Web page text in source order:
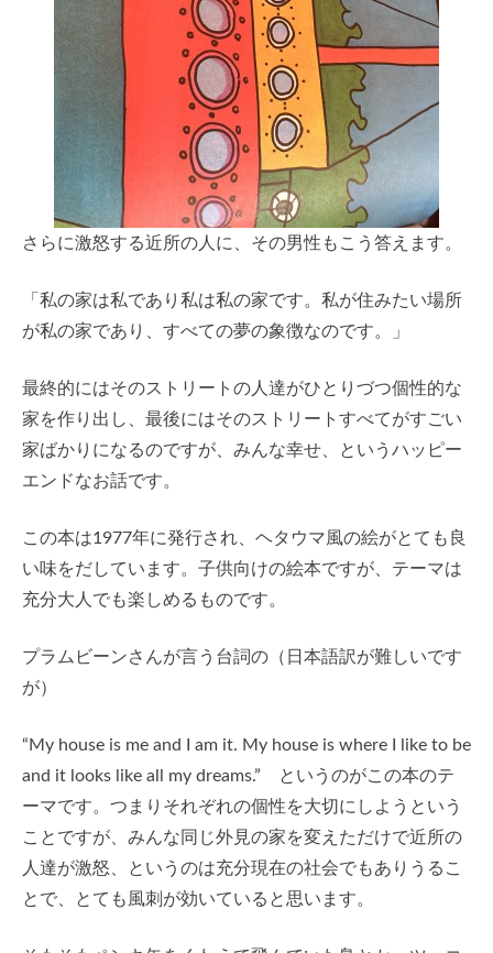
さらに激怒する近所の人に、その男性もこう答えます。
「私の家は私であり私は私の家です。私が住みたい場所
が私の家であり、すべての夢の象徴なのです。」
最終的にはそのストリートの人達がひとりづつ個性的な
家を作り出し、最後にはそのストリートすべてがすごい
家ばかりになるのですが、みんな幸せ、というハッピー
エンドなお話です。
この本は1977年に発行され、ヘタウマ風の絵がとても良
い味をだしています。子供向けの絵本ですが、テーマは
充分大人でも楽しめるものです。
プラムビーンさんが言う台詞の（日本語訳が難しいです
が）
“My house is me and I am it. My house is where I like to be
and it looks like all my dreams.” というのがこの本のテ
ーマです。つまりそれぞれの個性を大切にしようという
ことですが、みんな同じ外見の家を変えただけで近所の
人達が激怒、というのは充分現在の社会でもありうるこ
とで、とても風刺が効いていると思います。